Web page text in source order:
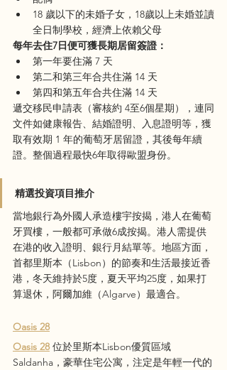
18 歲以下的未婚子女，18歲以上未婚並讀
全日制學校，經濟上依賴父母
每年去住7日便可獲長期居留簽證：
第一年要住滿 7 天
第二和第三年合共住滿 14 天
第四和第五年合共住滿 14 天
遞交移民申請表（審核約 4至6個星期），連同
文件如健康報告、結婚證明、入息證明等，獲
取有效期 1 年的葡萄牙居留證，其後每年續
證。整個過程最快6年取得歐盟身份。
精選投資項目推介
當地銀行為外國人承造樓宇按揭，港人在葡萄
牙買樓，一般都可承做6成按揭。港人需提供
在港的收入證明、銀行月結單等。地區方面，
首都里斯本（Lisbon）的節奏和生活最接近香
港，冬天維持於5度，夏天平均25度，如果打
算退休，阿爾加維（Algarve）最適合。
Oasis 28
Oasis 28 位於里斯本Lisbon優質區域
Saldanha，豪華住宅公寓，注定是年輕一代的